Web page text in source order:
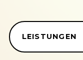
LEISTUNGEN